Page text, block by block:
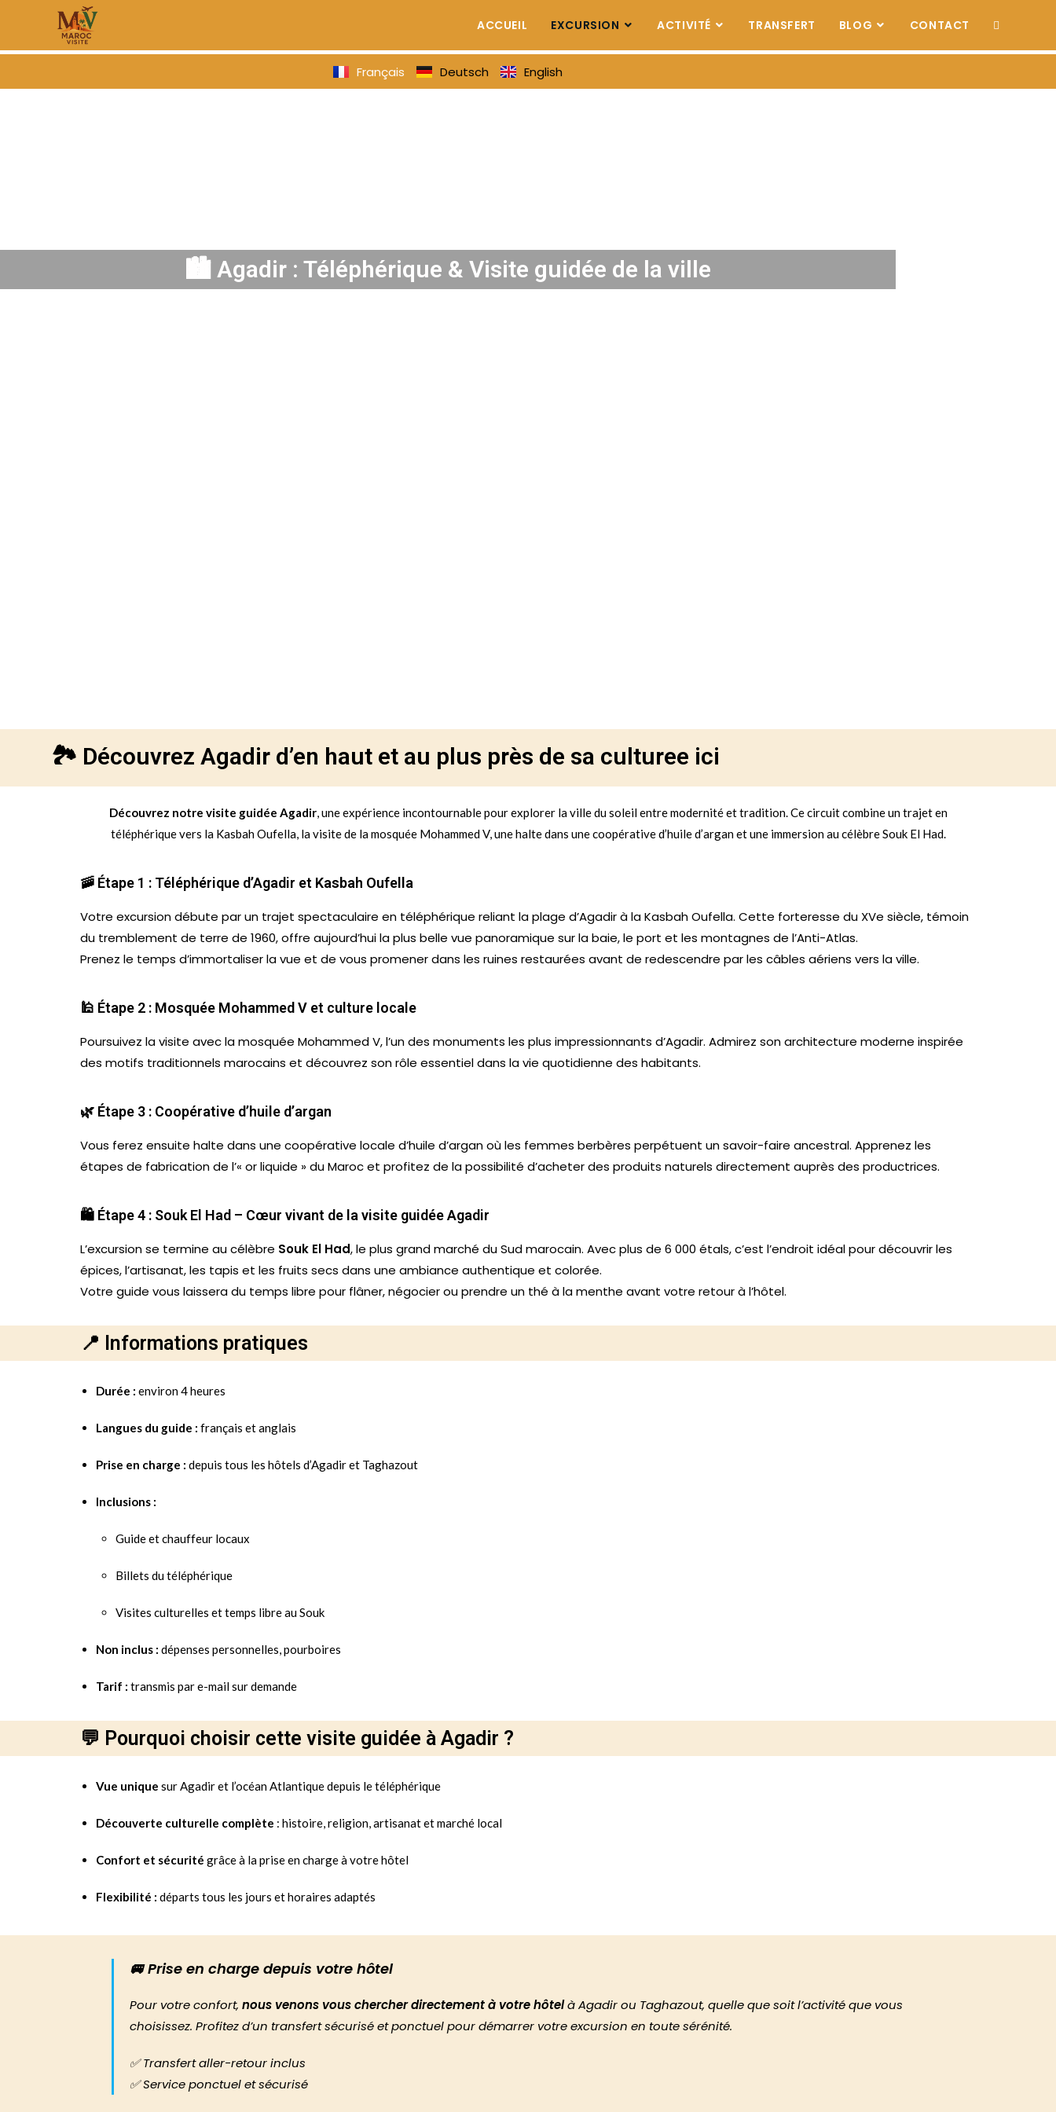
ACCUEIL EXCURSION ACTIVITÉ TRANSFERT BLOG CONTACT
Français Deutsch English
🏙️ Agadir : Téléphérique & Visite guidée de la ville
🏞️ Découvrez Agadir d’en haut et au plus près de sa culturee ici
Découvrez notre visite guidée Agadir, une expérience incontournable pour explorer la ville du soleil entre modernité et tradition. Ce circuit combine un trajet en
téléphérique vers la Kasbah Oufella, la visite de la mosquée Mohammed V, une halte dans une coopérative d’huile d’argan et une immersion au célèbre Souk El Had.
🚠 Étape 1 : Téléphérique d’Agadir et Kasbah Oufella
Votre excursion débute par un trajet spectaculaire en téléphérique reliant la plage d’Agadir à la Kasbah Oufella. Cette forteresse du XVe siècle, témoin
du tremblement de terre de 1960, offre aujourd’hui la plus belle vue panoramique sur la baie, le port et les montagnes de l’Anti-Atlas.
Prenez le temps d’immortaliser la vue et de vous promener dans les ruines restaurées avant de redescendre par les câbles aériens vers la ville.
🕌 Étape 2 : Mosquée Mohammed V et culture locale
Poursuivez la visite avec la mosquée Mohammed V, l’un des monuments les plus impressionnants d’Agadir. Admirez son architecture moderne inspirée
des motifs traditionnels marocains et découvrez son rôle essentiel dans la vie quotidienne des habitants.
🌿 Étape 3 : Coopérative d’huile d’argan
Vous ferez ensuite halte dans une coopérative locale d’huile d’argan où les femmes berbères perpétuent un savoir-faire ancestral. Apprenez les
étapes de fabrication de l’« or liquide » du Maroc et profitez de la possibilité d’acheter des produits naturels directement auprès des productrices.
🛍️ Étape 4 : Souk El Had – Cœur vivant de la visite guidée Agadir
L’excursion se termine au célèbre Souk El Had, le plus grand marché du Sud marocain. Avec plus de 6 000 étals, c’est l’endroit idéal pour découvrir les
épices, l’artisanat, les tapis et les fruits secs dans une ambiance authentique et colorée.
Votre guide vous laissera du temps libre pour flâner, négocier ou prendre un thé à la menthe avant votre retour à l’hôtel.
📍 Informations pratiques
Durée : environ 4 heures
Langues du guide : français et anglais
Prise en charge : depuis tous les hôtels d’Agadir et Taghazout
Inclusions :
Guide et chauffeur locaux
Billets du téléphérique
Visites culturelles et temps libre au Souk
Non inclus : dépenses personnelles, pourboires
Tarif : transmis par e-mail sur demande
💬 Pourquoi choisir cette visite guidée à Agadir ?
Vue unique sur Agadir et l’océan Atlantique depuis le téléphérique
Découverte culturelle complète : histoire, religion, artisanat et marché local
Confort et sécurité grâce à la prise en charge à votre hôtel
Flexibilité : départs tous les jours et horaires adaptés
🚐 Prise en charge depuis votre hôtel
Pour votre confort, nous venons vous chercher directement à votre hôtelà Agadir ou Taghazout, quelle que soit l’activité que vous
choisissez. Profitez d’un transfert sécurisé et ponctuel pour démarrer votre excursion en toute sérénité.
✅ Transfert aller-retour inclus
✅ Service ponctuel et sécurisé